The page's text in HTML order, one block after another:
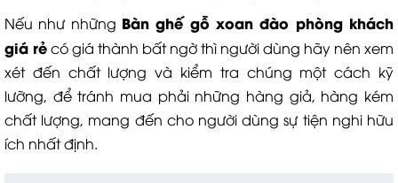
Nếu như những Bàn ghế gỗ xoan đào phòng khách
giá rẻcó giá thành bất ngờ thì người dùng hãy nên xem
xét đến chất lượng và kiểm tra chúng một cách kỹ
lưỡng, để tránh mua phải những hàng giả, hàng kém
chất lượng, mang đến cho người dùng sự tiện nghi hữu
ích nhất định.